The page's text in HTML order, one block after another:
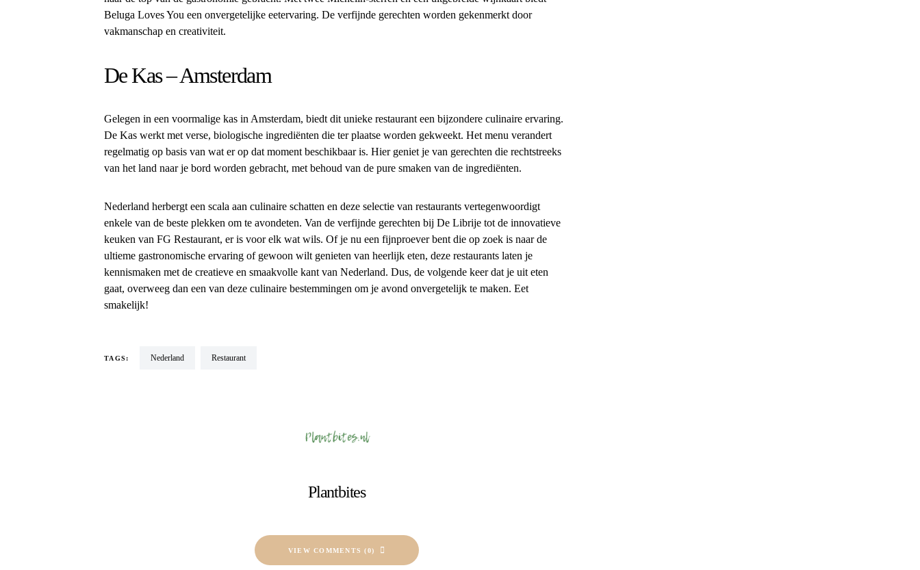
Beluga Loves You een onvergetelijke eetervaring. De verfijnde gerechten worden gekenmerkt door
vakmanschap en creativiteit.
De Kas – Amsterdam
Gelegen in een voormalige kas in Amsterdam, biedt dit unieke restaurant een bijzondere culinaire ervaring.
De Kas werkt met verse, biologische ingrediënten die ter plaatse worden gekweekt. Het menu verandert
regelmatig op basis van wat er op dat moment beschikbaar is. Hier geniet je van gerechten die rechtstreeks
van het land naar je bord worden gebracht, met behoud van de pure smaken van de ingrediënten.
Nederland herbergt een scala aan culinaire schatten en deze selectie van restaurants vertegenwoordigt
enkele van de beste plekken om te avondeten. Van de verfijnde gerechten bij De Librije tot de innovatieve
keuken van FG Restaurant, er is voor elk wat wils. Of je nu een fijnproever bent die op zoek is naar de
ultieme gastronomische ervaring of gewoon wilt genieten van heerlijk eten, deze restaurants laten je
kennismaken met de creatieve en smaakvolle kant van Nederland. Dus, de volgende keer dat je uit eten
gaat, overweeg dan een van deze culinaire bestemmingen om je avond onvergetelijk te maken. Eet
smakelijk!
TAGS: Nederland restaurant
Plantbites
VIEW COMMENTS (0)